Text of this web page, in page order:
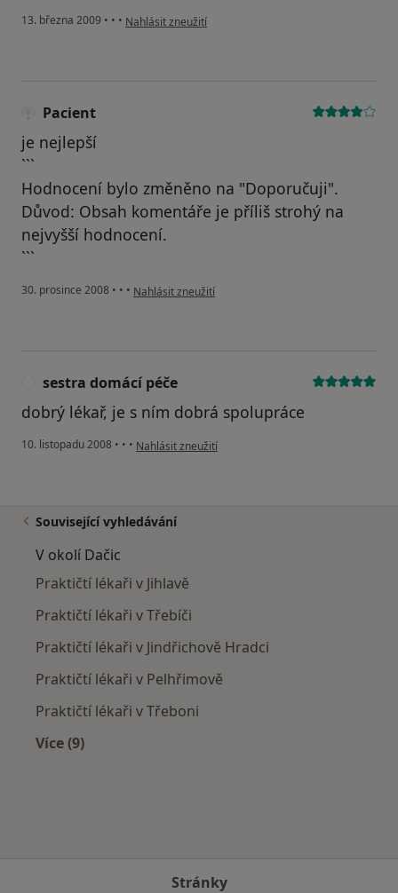
13. března 2009 • • • podle názoru uživatele Jana
Nahlásit zneužití
Pacient
je nejlepší
```
Hodnocení bylo změněno na "Doporučuji".
Důvod: Obsah komentáře je příliš strohý na
nejvyšší hodnocení.
```
30. prosince 2008 • • • podle názoru uživatele Pacient
Nahlásit zneužití
sestra domácí péče
dobrý lékař, je s ním dobrá spolupráce
10. listopadu 2008 • • • podle názoru uživatele sestra domácí péče
Nahlásit zneužití
Související vyhledávání
V okolí Dačic
Praktičtí lékaři v Jihlavě
Praktičtí lékaři v Třebíči
Praktičtí lékaři v Jindřichově Hradci
Praktičtí lékaři v Pelhřimově
Praktičtí lékaři v Třeboni
Více (9)
Stránky